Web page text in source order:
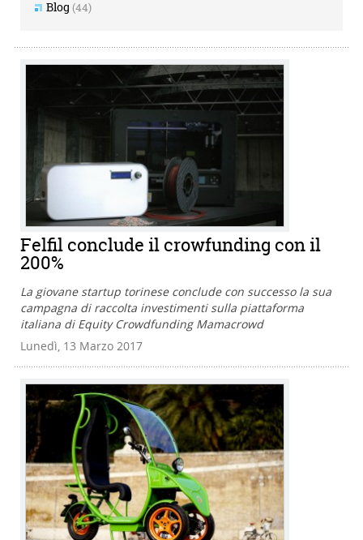
Cerca Pulisci
Blog (44)
Felfil conclude il crowfunding con il
200%
La giovane startup torinese conclude con successo la sua
campagna di raccolta investimenti sulla piattaforma
italiana di Equity Crowdfunding Mamacrowd
Lunedì, 13 Marzo 2017